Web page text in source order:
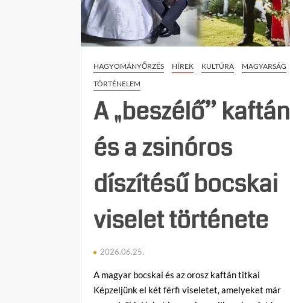
HAGYOMÁNYŐRZÉS HÍREK KULTÚRA
MAGYARSÁG
TÖRTÉNELEM
A „beszélő” kaftán
és a zsinóros
díszítésű bocskai
viselet története
2026.06.25.
A magyar bocskai és az orosz kaftán titkai
Képzeljünk el két férfi viseletet, amelyeket már